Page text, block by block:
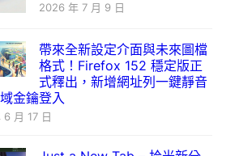
2026 年 7 月 9 日
帶來全新設定介面與未來圖檔
格式！Firefox 152 穩定版正
式釋出，新增網址列一鍵靜音
金鑰登入
月 17 日